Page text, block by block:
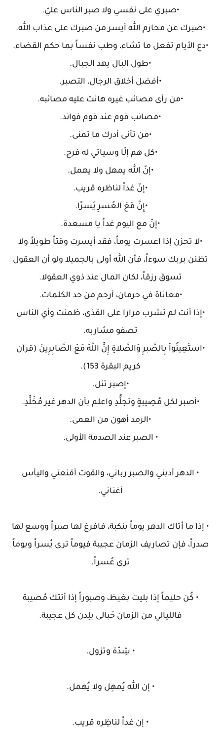
•صبري على نفسي ولا صبر الناس عليّ.
•صبرك عن محارم الله أيسر من صبرك على عذاب الله.
•دع الأيام تفعل ما تشاء، وطب نفساً بما حكم القضاء.
•طول البال يهد الجبال.
•أفضل أخلاق الرجال، التصبر.
•من رأى مصائب غيره هانت عليه مصائبه.
•مصائب قوم عند قوم فوائد.
•من تأنى أدرك ما تمنى.
•كل هم إلّا وسياتي له فرج.
•إنّ الله يمهل ولا يهمل.
•إنّ غداً لناظره قريب.
•إِنَّ مَعَ العُسرِ يُسرًا.
•إنّ مع اليوم غداً يا مسعدة.
•لا تحزن إذا اعسرت يوماً، فقد أيسرت وقتاً طويلاً ولا
تظنن بربك سوءاً، فأن الله أولى بالجميلا ولو أن العقول
تسوق رزقاً، لكان المال عند ذوي العقولا.
•معاناة في حرمان، أرحم من حد الكلمات.
•إذا أنت لم تشرب مرارا على القذى، ظمئت وأي الناس
تصفو مشاربه.
•استَعِينُواْ بِالصَّبرِ وَالصَّلاةِ إِنَّ اللَّهَ مَعَ الصَّابِرِينَ (قرآن
كريم البقرة 153).
•إصبر تنل.
•أصبر لكل مُصِيبةٍ وتجلًّدِ واعلم بأن الدهر غير مُخَلَّدِ.
•الرمد أهون من العمى.
• الصبر عند الصدمة الأولى.
• الدهر أدبني والصبر رباني، والقوت أقنعني واليأس
أغناني.
• إذا ما أتاك الدهر يوماً بنكبة، فافرغ لها صبراً ووسع لها
صدراً، فإن تصاريف الزمان عجيبة فيوماً ترى يُسراً ويوماً
ترى عُسراً.
• كُن حليماً إذا بليت بغيظ، وصبوراً إذا أتتك مُصيبة
فالليالي من الزمان حَبالى يلِدن كل عجيبة.
• شِدّة وتزول.
• إن الله يُمهِل ولا يُهمل.
• إن غداً لناظِره قريب.